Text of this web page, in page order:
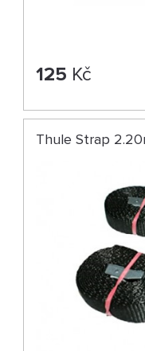
125 Kč
Thule Strap